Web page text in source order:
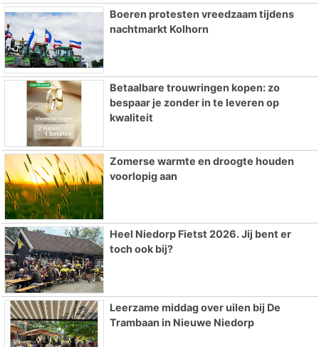
Boeren protesten vreedzaam tijdens
nachtmarkt Kolhorn
Betaalbare trouwringen kopen: zo
bespaar je zonder in te leveren op
kwaliteit
Zomerse warmte en droogte houden
voorlopig aan
Heel Niedorp Fietst 2026. Jij bent er
toch ook bij?
Leerzame middag over uilen bij De
Trambaan in Nieuwe Niedorp